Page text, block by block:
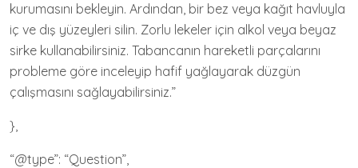
kurumasını bekleyin. Ardından, bir bez veya kağıt havluyla
iç ve dış yüzeyleri silin. Zorlu lekeler için alkol veya beyaz
sirke kullanabilirsiniz. Tabancanın hareketli parçalarını
probleme göre inceleyip hafif yağlayarak düzgün
çalışmasını sağlayabilirsiniz.”
},
“@type”: “Question”,